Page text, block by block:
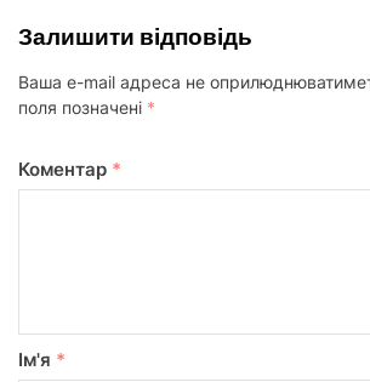
Залишити відповідь
Ваша e-mail адреса не
поля позначені *
Коментар *
Ім'я *